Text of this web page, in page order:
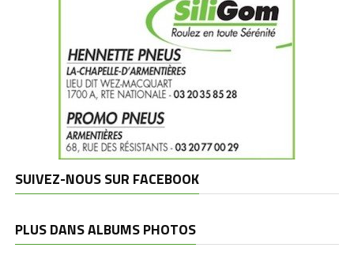
SUIVEZ-NOUS SUR FACEBOOK
PLUS DANS ALBUMS PHOTOS